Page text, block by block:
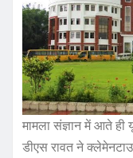
k
मामला संज्ञान में आते ही
डीएस रावत ने